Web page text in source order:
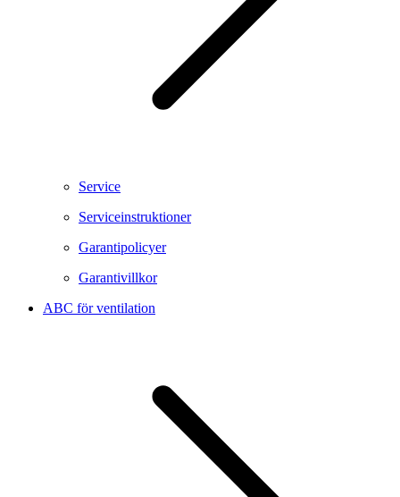
Service
Serviceinstruktioner
Garantipolicyer
Garantivillkor
ABC för ventilation